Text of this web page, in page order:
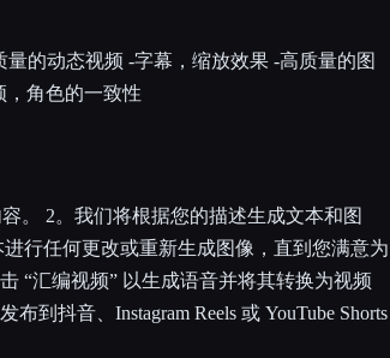
的动态视频 -字幕，缩放效果 -高质量的图
，角色的一致性
。 2。我们将根据您的描述生成文本和图
行任何更改或重新生成图像，直到您满意为
“汇编视频” 以生成语音并将其转换为视频
到抖音、Instagram Reels 或 YouTube Shorts